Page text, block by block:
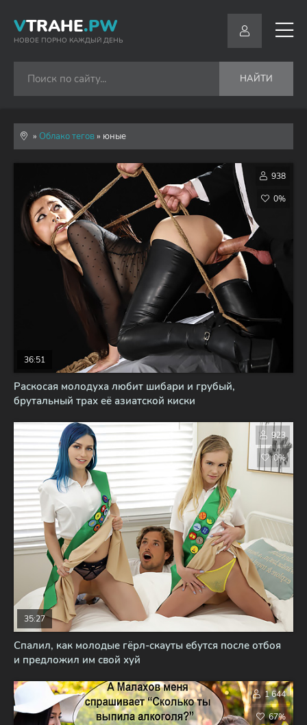
VTRAHE.PW
НОВОЕ ПОРНО КАЖДЫЙ ДЕНЬ
НАЙТИ
» Облако тегов» юные
Раскосая молодуха любит шибари и грубый,
брутальный трах её азиатской киски
36:51
938
0%
Спалил, как молодые гёрл-скауты ебутся после отбоя
и предложил им свой хуй
35:27
923
0%
1 644
67%